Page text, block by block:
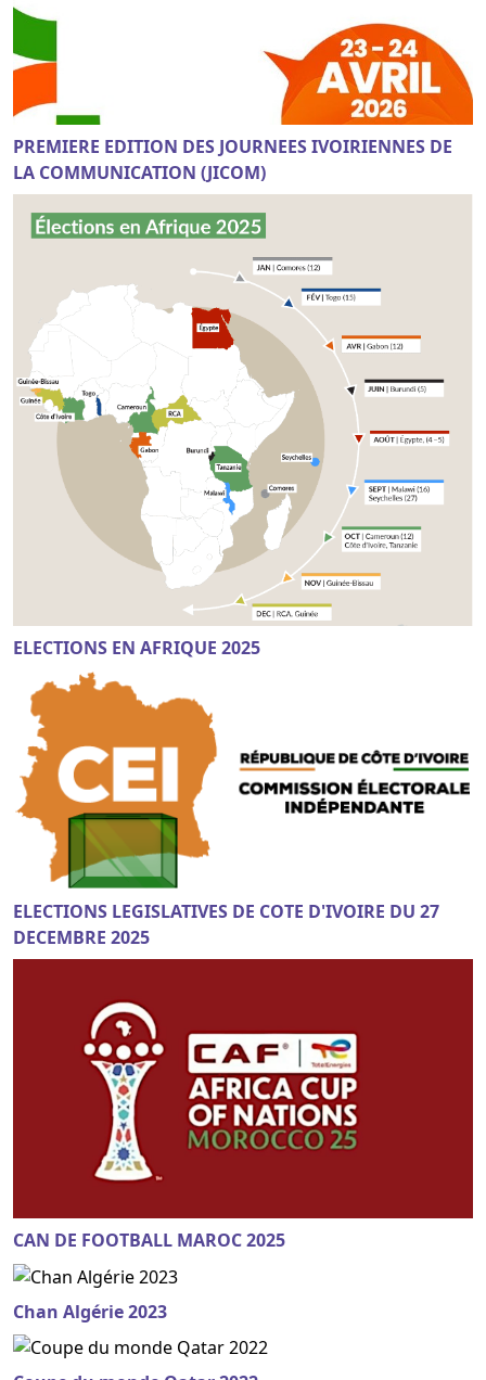
PREMIERE EDITION DES JOURNEES IVOIRIENNES DE
LA COMMUNICATION (JICOM)
ELECTIONS EN AFRIQUE 2025
ELECTIONS LEGISLATIVES DE COTE D'IVOIRE DU 27
DECEMBRE 2025
CAN DE FOOTBALL MAROC 2025
Chan Algérie 2023